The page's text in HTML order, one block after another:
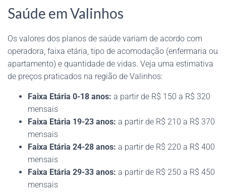
Saúde em Valinhos
Os valores dos planos de saúde variam de acordo com
operadora, faixa etária, tipo de acomodação (enfermaria ou
apartamento) e quantidade de vidas. Veja uma estimativa
de preços praticados na região de Valinhos:
Faixa Etária 0-18 anos: a partir de R$ 150 a R$ 320
mensais
Faixa Etária 19-23 anos: a partir de R$ 210 a R$ 370
mensais
Faixa Etária 24-28 anos: a partir de R$ 220 a R$ 400
mensais
Faixa Etária 29-33 anos: a partir de R$ 250 a R$ 450
mensais